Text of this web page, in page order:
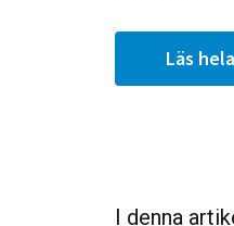
Läs
I denna